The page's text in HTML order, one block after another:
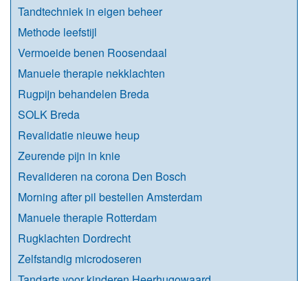
Tandtechniek in eigen beheer
Methode leefstijl
Vermoeide benen Roosendaal
Manuele therapie nekklachten
Rugpijn behandelen Breda
SOLK Breda
Revalidatie nieuwe heup
Zeurende pijn in knie
Revalideren na corona Den Bosch
Morning after pil bestellen Amsterdam
Manuele therapie Rotterdam
Rugklachten Dordrecht
Zelfstandig microdoseren